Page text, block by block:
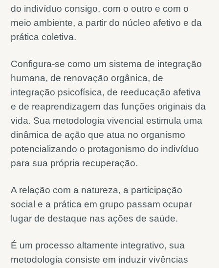
do indivíduo consigo, com o outro e com o
meio ambiente, a partir do núcleo afetivo e da
prática coletiva.
Configura-se como um sistema de integração
humana, de renovação orgânica, de
integração psicofísica, de reeducação afetiva
e de reaprendizagem das funções originais da
vida. Sua metodologia vivencial estimula uma
dinâmica de ação que atua no organismo
potencializando o protagonismo do indivíduo
para sua própria recuperação.
A relação com a natureza, a participação
social e a prática em grupo passam ocupar
lugar de destaque nas ações de saúde.
É um processo altamente integrativo, sua
metodologia consiste em induzir vivências